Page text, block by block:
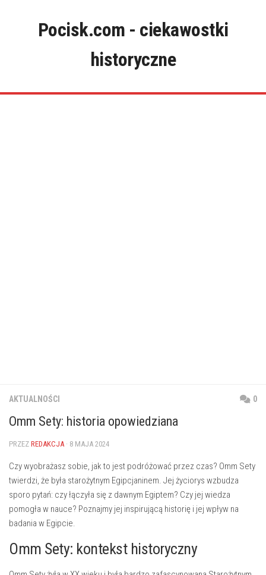
Pocisk.com - ciekawostki
historyczne
AKTUALNOŚCI 0
Omm Sety: historia opowiedziana
PRZEZ REDAKCJA · 8 MAJA 2024
Czy wyobrażasz sobie, jak to jest podróżować przez czas? Omm Sety
twierdzi, że była starożytnym Egipcjaninem. Jej życiorys wzbudza
sporo pytań: czy łączyła się z dawnym Egiptem? Czy jej wiedza
pomogła w nauce? Poznajmy jej inspirującą historię i jej wpływ na
badania w Egipcie.
Omm Sety: kontekst historyczny